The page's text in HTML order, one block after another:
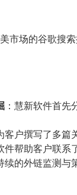
市场的谷歌搜
：慧新软件首
客户撰写了多
件帮助客户联
续的外链监测与